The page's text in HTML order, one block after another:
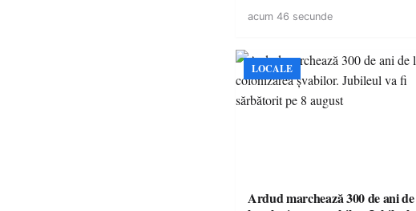
acum 46 secunde
LOCALE
Ardud marchează 300 de ani de